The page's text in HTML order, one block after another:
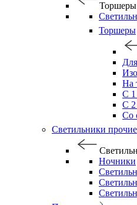
Торшеры
Торшеры
На
С 1
С 2
Со
Светильники прочие
Ночники